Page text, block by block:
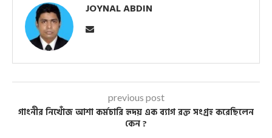
JOYNAL ABDIN
previous post
গাংনীর নিখোঁজ আশা কর্মচারি হৃদয় এক ব্যাগ রক্ত সংগ্রহ করেছিলেন
কেন ?